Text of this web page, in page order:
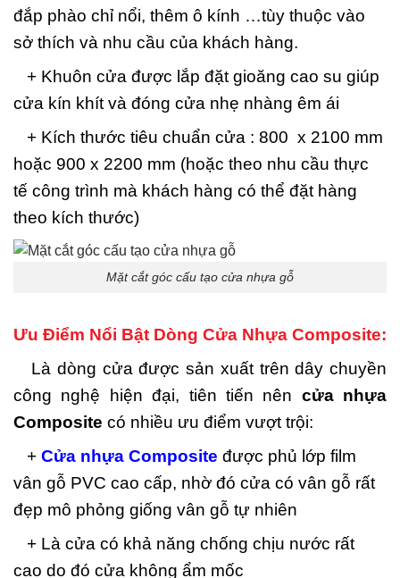
đắp phào chỉ nổi, thêm ô kính …tùy thuộc vào
sở thích và nhu cầu của khách hàng.
+ Khuôn cửa được lắp đặt gioăng cao su giúp
cửa kín khít và đóng cửa nhẹ nhàng êm ái
+ Kích thước tiêu chuẩn cửa : 800 x 2100 mm
hoặc 900 x 2200 mm (hoặc theo nhu cầu thực
tế công trình mà khách hàng có thể đặt hàng
theo kích thước)
Mặt cắt góc cấu tạo cửa nhựa gỗ
Ưu Điểm Nổi Bật Dòng Cửa Nhựa Composite:
Là dòng cửa được sản xuất trên dây chuyền
công nghệ hiện đại, tiên tiến nên cửa nhựa
Composite có nhiều ưu điểm vượt trội:
+ Cửa nhựa Composite được phủ lớp film
vân gỗ PVC cao cấp, nhờ đó cửa có vân gỗ rất
đẹp mô phỏng giống vân gỗ tự nhiên
+ Là cửa có khả năng chống chịu nước rất
cao do đó cửa không ẩm mốc